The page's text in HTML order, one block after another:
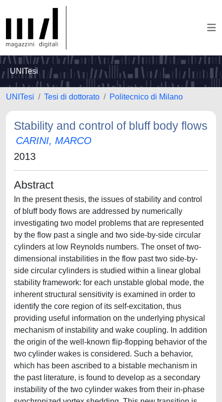
UNITesi
UNITesi Tesi di dottorato Politecnico di Milano
Stability and control of bluff body flows
CARINI, MARCO
2013
Abstract
In the present thesis, the issues of stability and control
of bluff body flows are addressed by numerically
investigating two model problems that are represented
by the flow past a single and two side-by-side circular
cylinders at low Reynolds numbers. The onset of two-
dimensional instabilities in the flow past two side-by-
side circular cylinders is studied within a linear global
stability framework: for each unstable global mode, the
inherent structural sensitivity is examined in order to
identify the core region of its self-excitation, thus
providing useful information on the underlying physical
mechanism of instability and wake coupling. In addition
the origin of the well-known flip-flopping behavior of the
two cylinder wakes is considered. Such a behavior,
which has been ascribed to a bistable mechanism in
the past literature, is found to develop as a secondary
instability of the two cylinder wakes from their in-phase